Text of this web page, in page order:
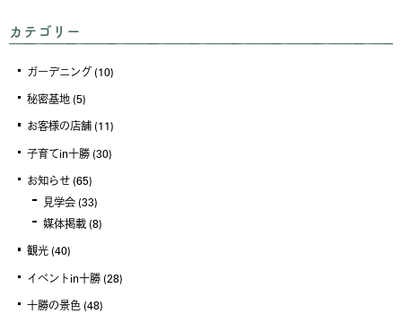
カテゴリー
ガーデニング (10)
秘密基地 (5)
お客様の店舗 (11)
子育てin十勝 (30)
お知らせ (65)
見学会 (33)
媒体掲載 (8)
観光 (40)
イベントin十勝 (28)
十勝の景色 (48)